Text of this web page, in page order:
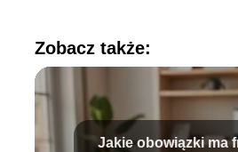
Zobacz także:
Jakie obowiązki ma